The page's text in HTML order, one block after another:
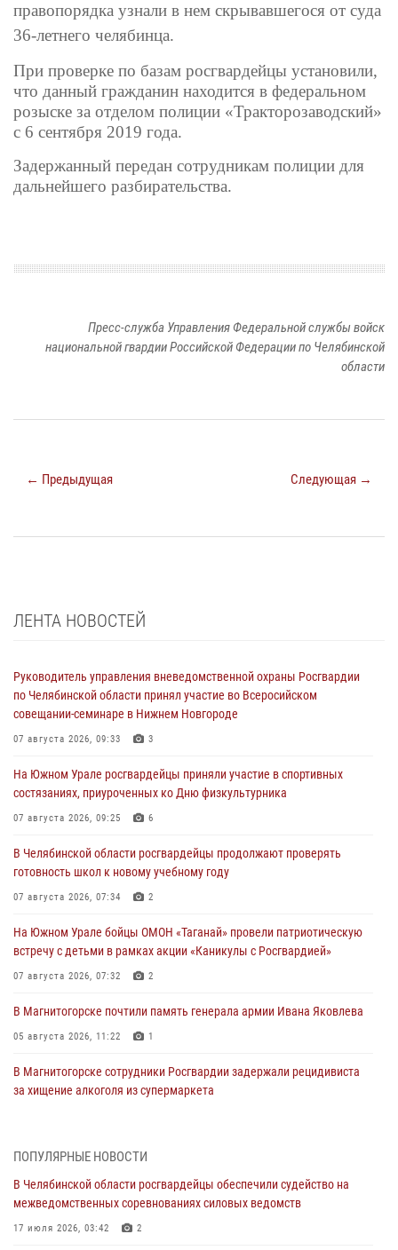
правопорядка узнали в нем скрывавшегося от суда
36-летнего челябинца.
При проверке по базам росгвардейцы установили,
что данный гражданин находится в федеральном
розыске за отделом полиции «Тракторозаводский»
с 6 сентября 2019 года.
Задержанный передан сотрудникам полиции для
дальнейшего разбирательства.
Пресс-служба Управления Федеральной службы войск
национальной гвардии Российской Федерации по Челябинской
области
← Предыдущая Следующая →
ЛЕНТА НОВОСТЕЙ
Руководитель управления вневедомственной охраны Росгвардии
по Челябинской области принял участие во Всеросийском
совещании-семинаре в Нижнем Новгороде
07 августа 2026, 09:33 3
На Южном Урале росгвардейцы приняли участие в спортивных
состязаниях, приуроченных ко Дню физкультурника
07 августа 2026, 09:25 6
В Челябинской области росгвардейцы продолжают проверять
готовность школ к новому учебному году
07 августа 2026, 07:34 2
На Южном Урале бойцы ОМОН «Таганай» провели патриотическую
встречу с детьми в рамках акции «Каникулы с Росгвардией»
07 августа 2026, 07:32 2
В Магнитогорске почтили память генерала армии Ивана Яковлева
05 августа 2026, 11:22 1
В Магнитогорске сотрудники Росгвардии задержали рецидивиста
за хищение алкоголя из супермаркета
На Южном Урале спецназ Росгвардии провел военно-полевые
Росгвардейцы задержали трёх магазинных воров в Челябинске
ПОПУЛЯРНЫЕ НОВОСТИ
В Челябинской области росгвардейцы обеспечили судейство на
межведомственных соревнованиях силовых ведомств
17 июля 2026, 03:42 2